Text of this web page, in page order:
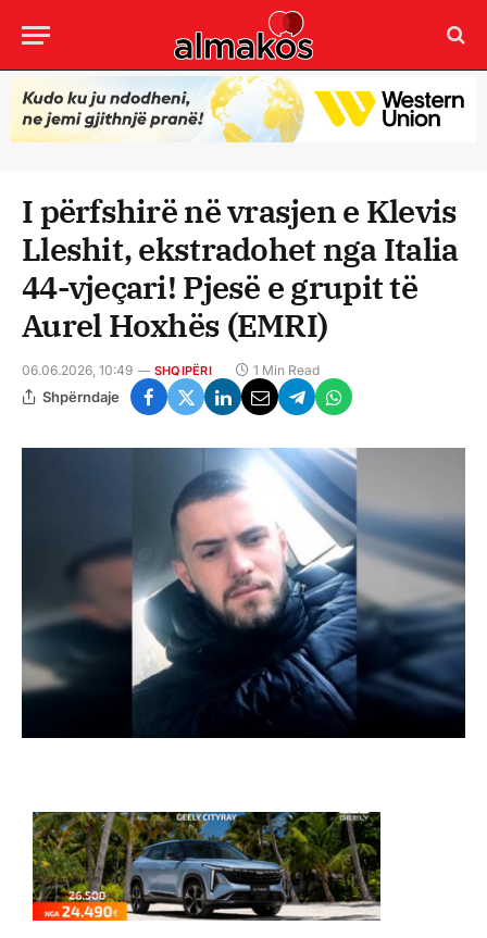
I përfshirë në vrasjen e Klevis
Lleshit, ekstradohet nga Italia
44-vjeçari! Pjesë e grupit të
Aurel Hoxhës (EMRI)
06.06.2026, 10:49 SHQIPËRI 1 Min Read
Shpërndaje